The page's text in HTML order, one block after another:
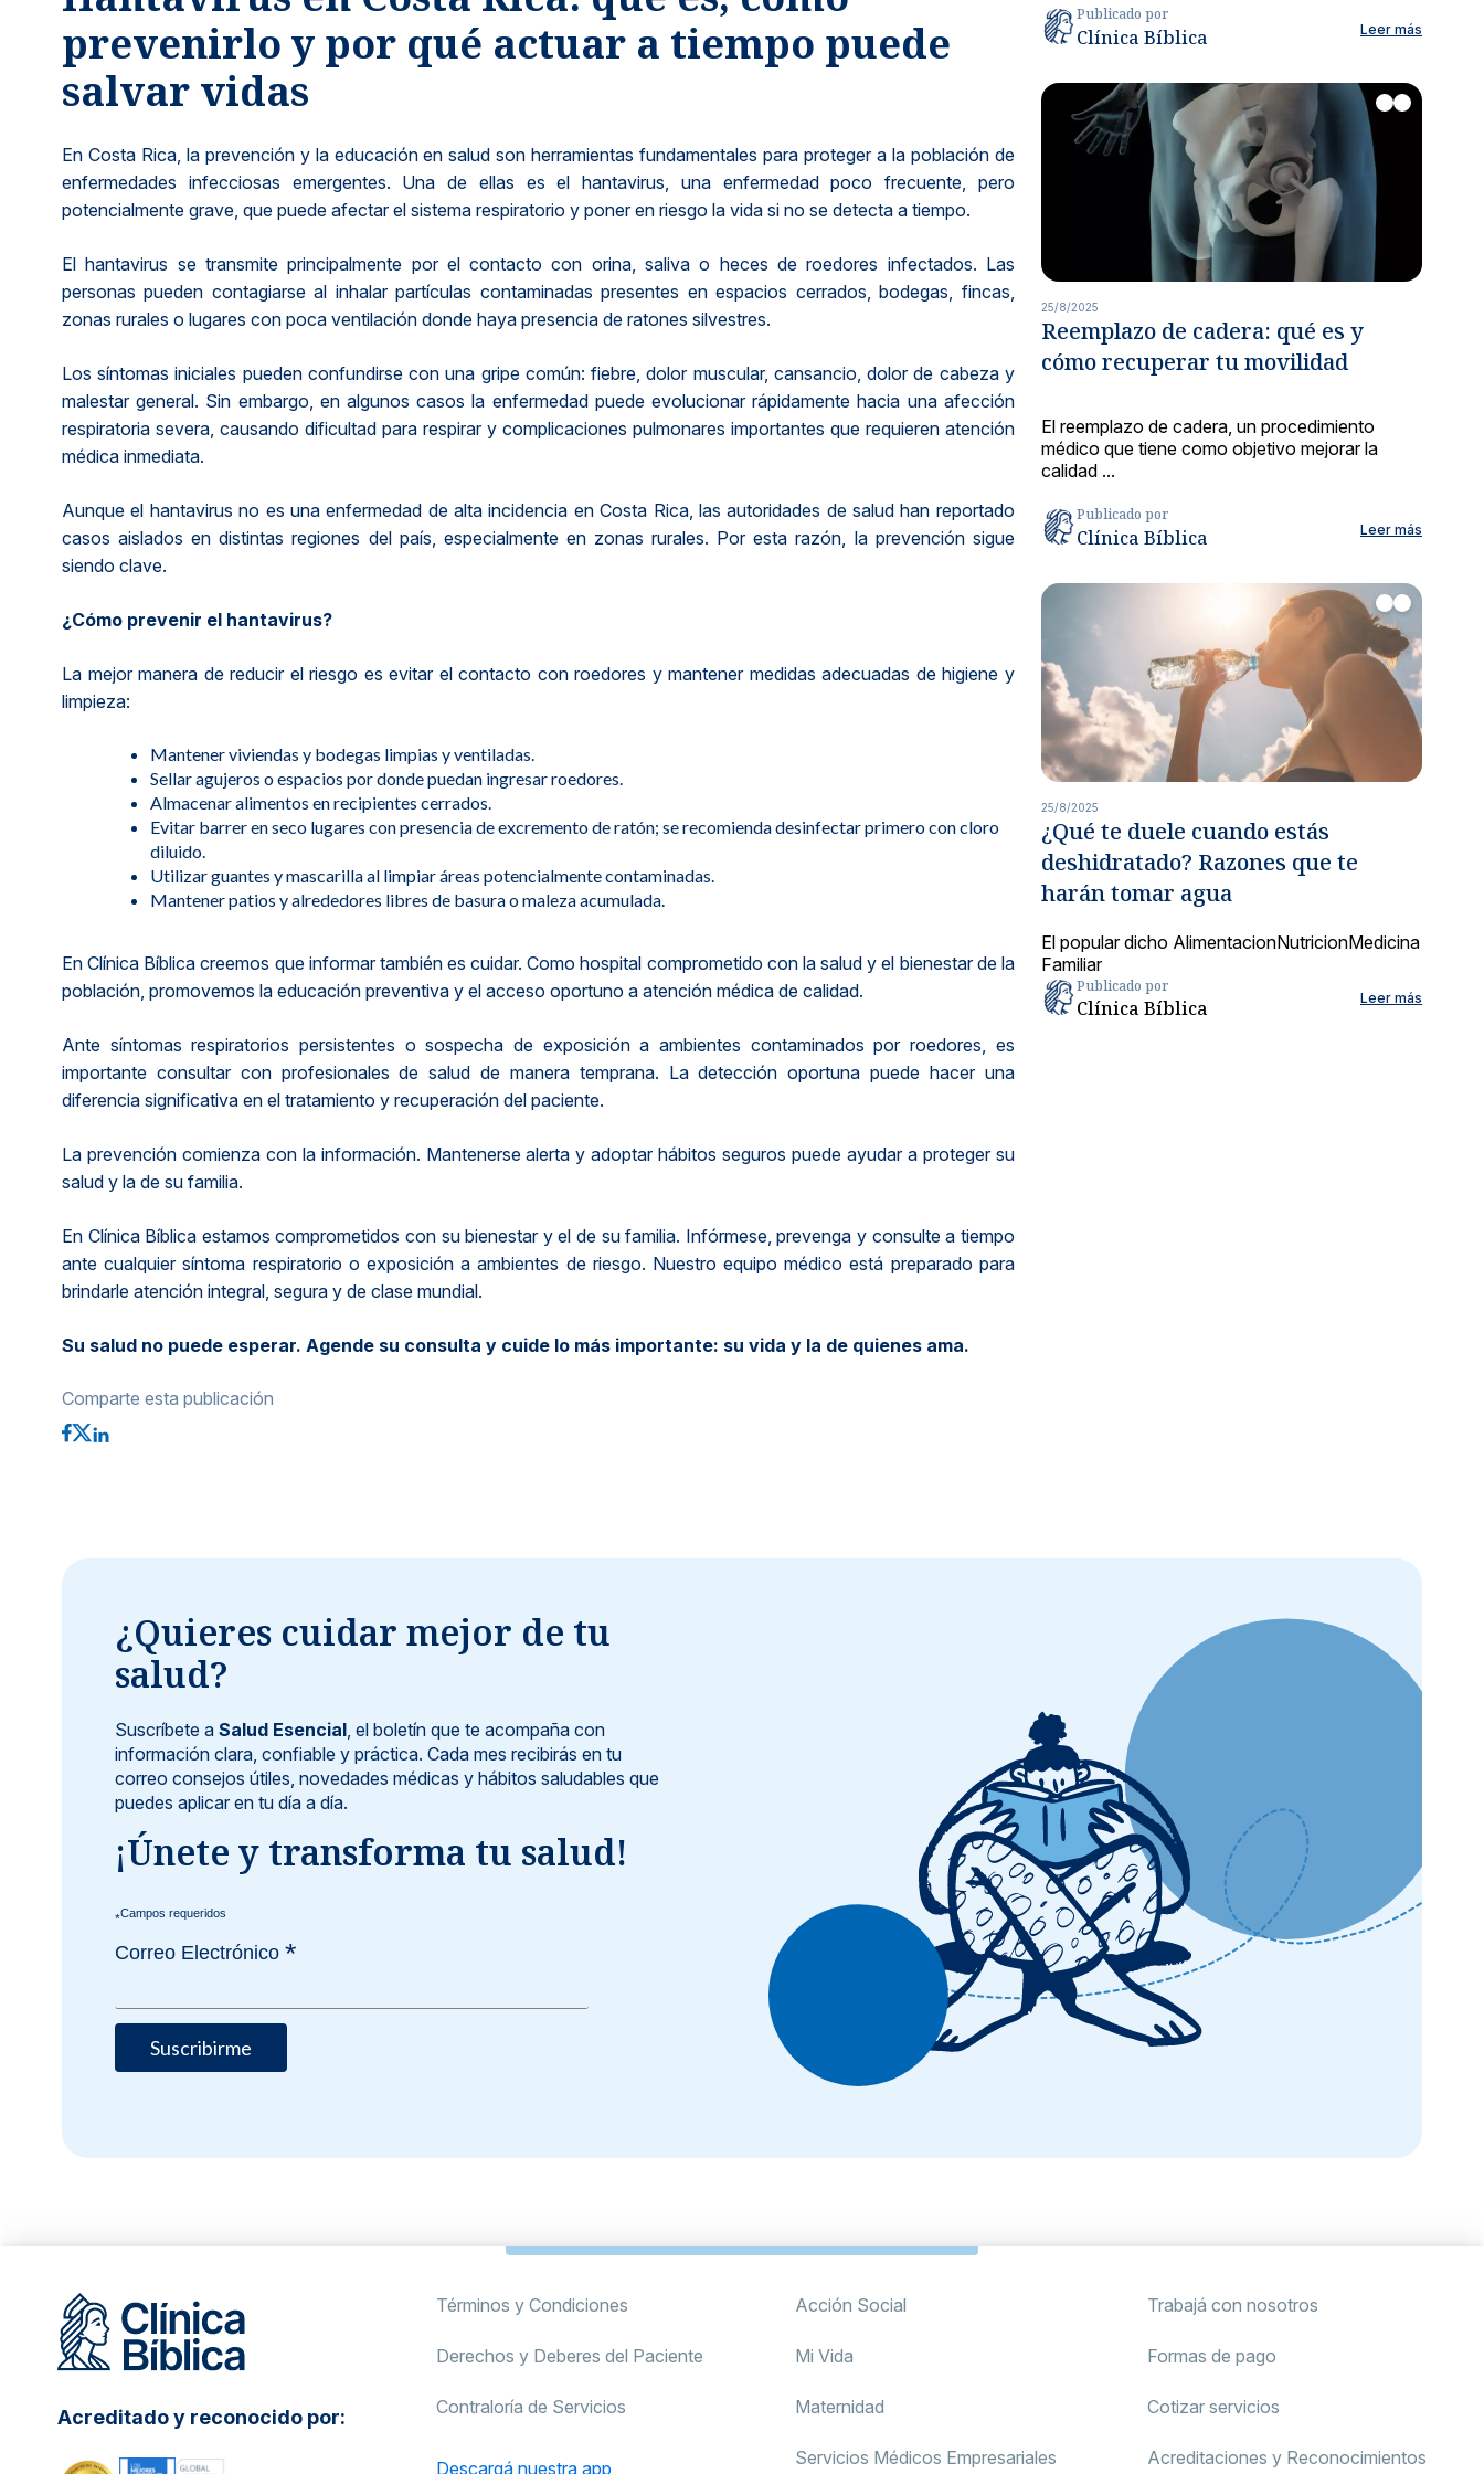
Métodos de pago seguros, simples y convenientes.
prevenirlo y por qué actuar a tiempo puede
salvar vidas
En Costa Rica, la prevención y la educación en salud son herramientas fundamentales para proteger a la población de
enfermedades infecciosas emergentes. Una de ellas es el hantavirus, una enfermedad poco frecuente, pero
potencialmente grave, que puede afectar el sistema respiratorio y poner en riesgo la vida si no se detecta a tiempo.
El hantavirus se transmite principalmente por el contacto con orina, saliva o heces de roedores infectados. Las
personas pueden contagiarse al inhalar partículas contaminadas presentes en espacios cerrados, bodegas, fincas,
zonas rurales o lugares con poca ventilación donde haya presencia de ratones silvestres.
Los síntomas iniciales pueden confundirse con una gripe común: fiebre, dolor muscular, cansancio, dolor de cabeza y
malestar general. Sin embargo, en algunos casos la enfermedad puede evolucionar rápidamente hacia una afección
respiratoria severa, causando dificultad para respirar y complicaciones pulmonares importantes que requieren atención
médica inmediata.
Aunque el hantavirus no es una enfermedad de alta incidencia en Costa Rica, las autoridades de salud han reportado
casos aislados en distintas regiones del país, especialmente en zonas rurales. Por esta razón, la prevención sigue
siendo clave.
¿Cómo prevenir el hantavirus?
La mejor manera de reducir el riesgo es evitar el contacto con roedores y mantener medidas adecuadas de higiene y
limpieza:
Mantener viviendas y bodegas limpias y ventiladas.
Sellar agujeros o espacios por donde puedan ingresar roedores.
Almacenar alimentos en recipientes cerrados.
Evitar barrer en seco lugares con presencia de excremento de ratón; se recomienda desinfectar primero con cloro
diluido.
Utilizar guantes y mascarilla al limpiar áreas potencialmente contaminadas.
Mantener patios y alrededores libres de basura o maleza acumulada.
En Clínica Bíblica creemos que informar también es cuidar. Como hospital comprometido con la salud y el bienestar de la
población, promovemos la educación preventiva y el acceso oportuno a atención médica de calidad.
Ante síntomas respiratorios persistentes o sospecha de exposición a ambientes contaminados por roedores, es
importante consultar con profesionales de salud de manera temprana. La detección oportuna puede hacer una
diferencia significativa en el tratamiento y recuperación del paciente.
La prevención comienza con la información. Mantenerse alerta y adoptar hábitos seguros puede ayudar a proteger su
salud y la de su familia.
En Clínica Bíblica estamos comprometidos con su bienestar y el de su familia. Infórmese, prevenga y consulte a tiempo
ante cualquier síntoma respiratorio o exposición a ambientes de riesgo. Nuestro equipo médico está preparado para
brindarle atención integral, segura y de clase mundial.
Su salud no puede esperar. Agende su consulta y cuide lo más importante: su vida y la de quienes ama.
Comparte esta publicación
Publicado por
Clínica Bíblica Leer más
25/8/2025
Reemplazo de cadera: qué es y
cómo recuperar tu movilidad
El reemplazo de cadera, un procedimiento
médico que tiene como objetivo mejorar la
calidad ...
Publicado por
Clínica Bíblica Leer más
25/8/2025
¿Qué te duele cuando estás
deshidratado? Razones que te
harán tomar agua
El popular dicho AlimentacionNutricionMedicina
Familiar
Publicado por
Clínica Bíblica Leer más
¿Quieres cuidar mejor de tu
salud?
Suscríbete a Salud Esencial , el boletín que te acompaña con
información clara, confiable y práctica. Cada mes recibirás en tu
correo consejos útiles, novedades médicas y hábitos saludables que
puedes aplicar en tu día a día.
¡Únete y transforma tu salud!
*
Correo Electrónico *
Acreditado y reconocido por:
Términos y Condiciones
Derechos y Deberes del Paciente
Contraloría de Servicios
Descargá nuestra app
Acción Social
Mi Vida
Maternidad
Servicios Médicos Empresariales
Trabajá con nosotros
Formas de pago
Cotizar servicios
Acreditaciones y Reconocimientos